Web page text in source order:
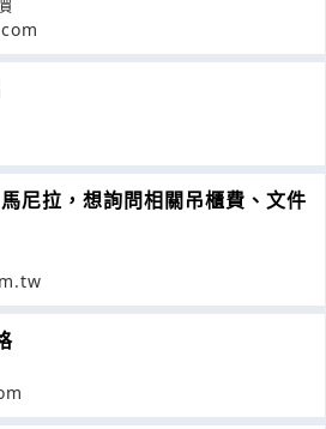
尼拉，想詢問相關吊櫃費、文件